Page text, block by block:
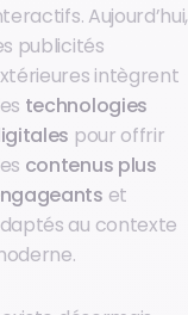
Aujourd’hui,
publicités
intègrent
technologies
pour offrir
contenus plus
et
au contexte